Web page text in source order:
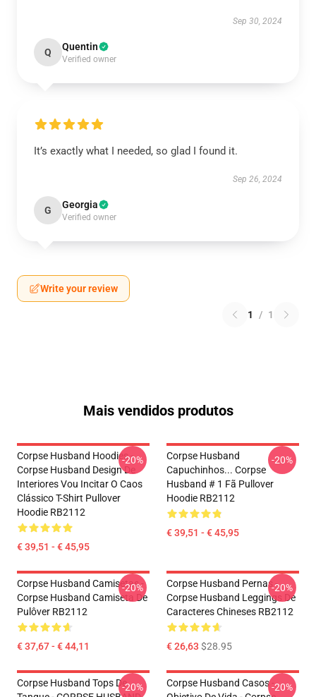
Sep 30, 2024
Q Quentin
Verified owner
It’s exactly what I needed, so glad I found it.
Sep 26, 2024
G Georgia
Verified owner
Write your review
1 / 1
Mais vendidos produtos
Corpse Husband Hoodies -
Corpse Husband Design De
Interiores Vou Incitar O Caos
Clássico T-Shirt Pullover
Hoodie RB2112
€ 39,51 - € 45,95
-20%
Corpse Husband
Capuchinhos... Corpse
Husband # 1 Fã Pullover
Hoodie RB2112
€ 39,51 - € 45,95
-20%
Corpse Husband Camisetas -
Corpse Husband Camiseta De
Pulôver RB2112
€ 37,67 - € 44,11
-20%
Corpse Husband Pernas -
Corpse Husband Leggings De
Caracteres Chineses RB2112
€ 26,63 $28.95
-20%
Corpse Husband Tops De-20%
Corpse Husband Casos --20%